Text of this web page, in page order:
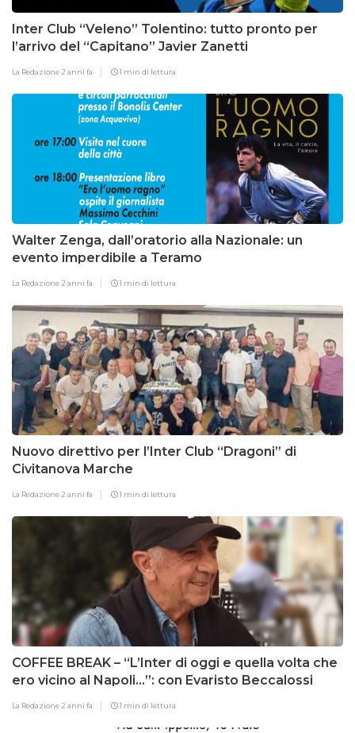
Inter Club “Veleno” Tolentino: tutto pronto per
l’arrivo del “Capitano” Javier Zanetti
La Redazione 2 anni fa 1 min di lettura
Walter Zenga, dall’oratorio alla Nazionale: un
evento imperdibile a Teramo
La Redazione 2 anni fa 1 min di lettura
Nuovo direttivo per l’Inter Club “Dragoni” di
Civitanova Marche
La Redazione 2 anni fa 1 min di lettura
COFFEE BREAK – “L’Inter di oggi e quella volta che
ero vicino al Napoli…”: con Evaristo Beccalossi
La Redazione 2 anni fa 1 min di lettura